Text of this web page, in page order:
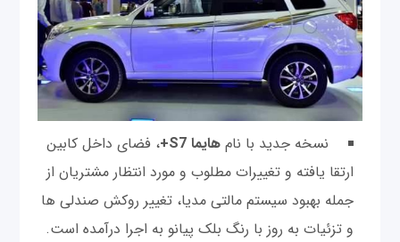
نسخه جدید با نامهایما S7+
، فضای داخل کابین
ارتقا یافته و تغییرات مطلوب و مورد انتظار مشتریان از
جمله بهبود سیستم مالتی مدیا، تغییر روکش صندلی ها
و تزئیات به روز با رنگ بلک پیانو به اجرا درآمده است.